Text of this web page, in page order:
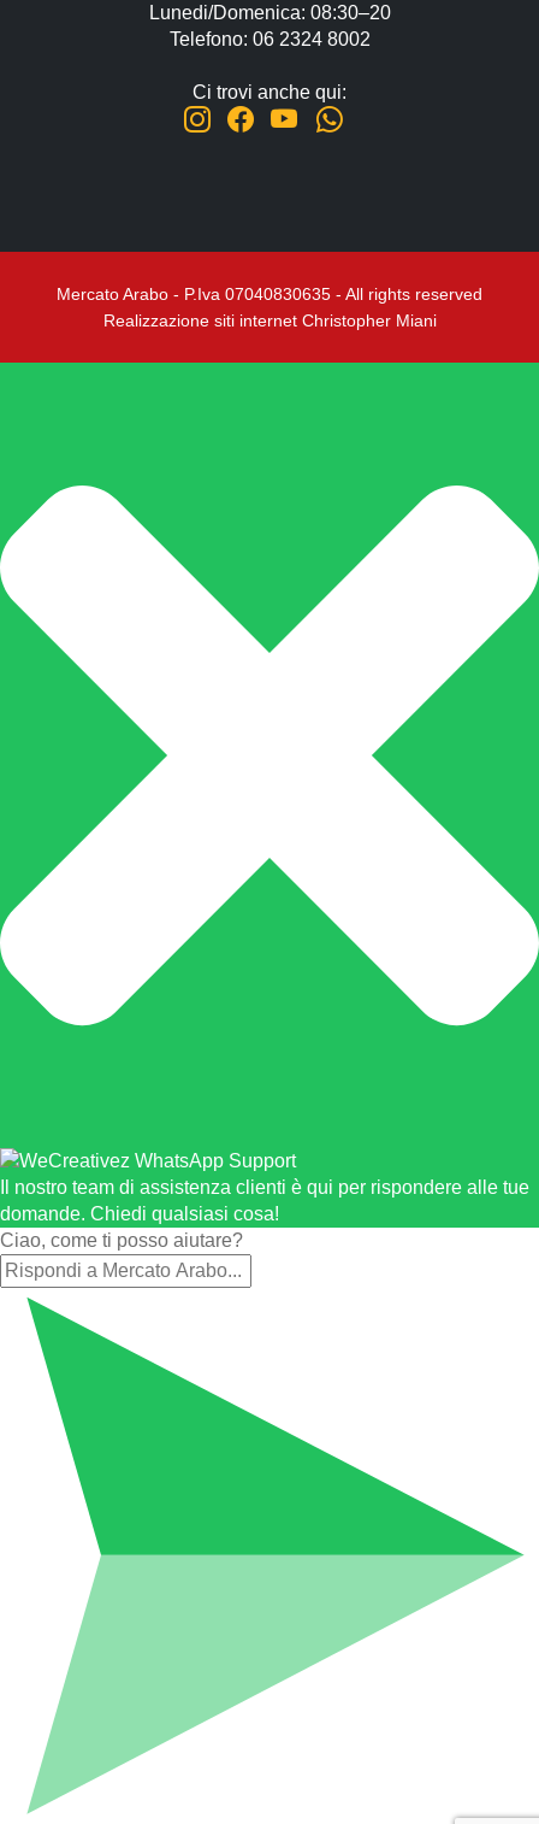
Lunedi/Domenica: 08:30–20
Telefono: 06 2324 8002
Ci trovi anche qui:
Mercato Arabo - P.Iva 07040830635 - All rights reserved
Realizzazione siti internet Christopher Miani
Il nostro team di assistenza clienti è qui per rispondere alle tue
domande. Chiedi qualsiasi cosa!
Ciao, come ti posso aiutare?